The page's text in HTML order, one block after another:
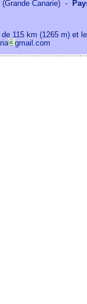
(Grande Canarie) -
115 km (1265 m) et
gmail.com